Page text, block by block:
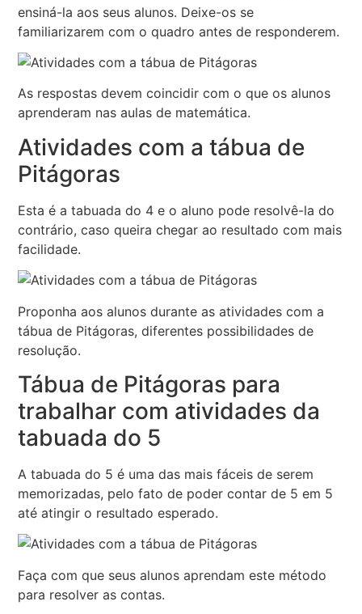
ensiná-la aos seus alunos. Deixe-os se
familiarizarem com o quadro antes de responderem.
As respostas devem coincidir com o que os alunos
aprenderam nas aulas de matemática.
Atividades com a tábua de
Pitágoras
Esta é a tabuada do 4 e o aluno pode resolvê-la do
contrário, caso queira chegar ao resultado com mais
facilidade.
Proponha aos alunos durante as atividades com a
tábua de Pitágoras, diferentes possibilidades de
resolução.
Tábua de Pitágoras para
trabalhar com atividades da
tabuada do 5
A tabuada do 5 é uma das mais fáceis de serem
memorizadas, pelo fato de poder contar de 5 em 5
até atingir o resultado esperado.
Faça com que seus alunos aprendam este método
para resolver as contas.